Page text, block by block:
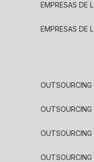
EMPRESAS DE
EMPRESAS DE